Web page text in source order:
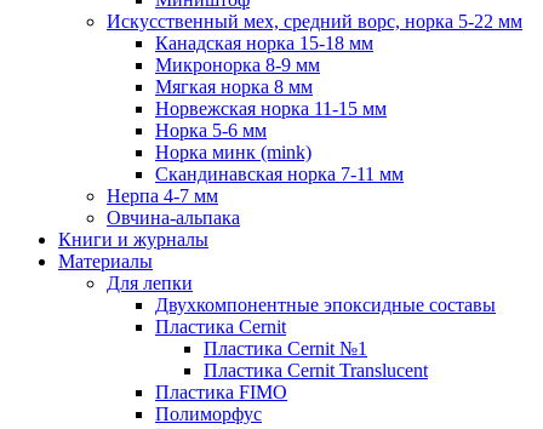
Искусственный мех, средний ворс, норка 5-22 мм
Канадская норка 15-18 мм
Микронорка 8-9 мм
Мягкая норка 8 мм
Норвежская норка 11-15 мм
Норка 5-6 мм
Норка минк (mink)
Скандинавская норка 7-11 мм
Нерпа 4-7 мм
Овчина-альпака
Книги и журналы
Материалы
Для лепки
Двухкомпонентные эпоксидные составы
Пластика Cernit
Пластика Cernit №1
Пластика Cernit Translucent
Пластика FIMO
Полиморфус